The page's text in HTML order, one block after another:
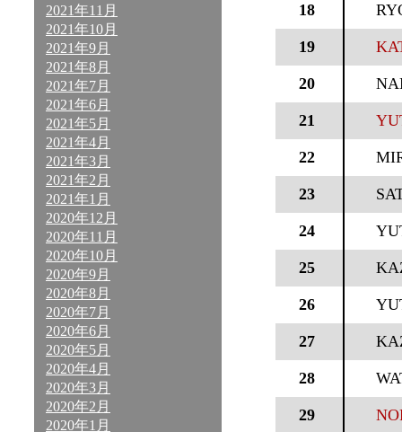
2021年11月
2021年10月
2021年9月
2021年8月
2021年7月
2021年6月
2021年5月
2021年4月
2021年3月
2021年2月
2021年1月
2020年12月
2020年11月
2020年10月
2020年9月
2020年8月
2020年7月
2020年6月
2020年5月
2020年4月
2020年3月
2020年2月
2020年1月
18
19
20
21
22
23
24
25
26
27
28
29